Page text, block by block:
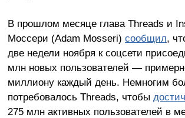
В прошлом месяце глава Threads и
Моссери (Adam Mosseri) сообщил,
две недели ноября к соцсети
млн новых пользователей —
миллиону каждый день. Немногим
потребовалось Threads, чтобы
275 млн активных пользователей в